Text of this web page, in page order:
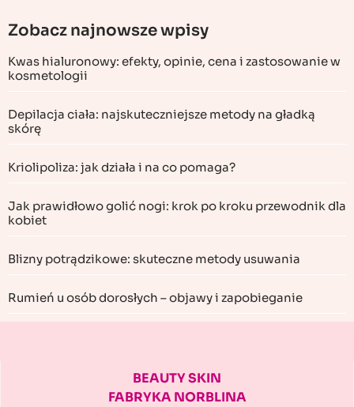
Zobacz najnowsze wpisy
Kwas hialuronowy: efekty, opinie, cena i zastosowanie w
kosmetologii
Depilacja ciała: najskuteczniejsze metody na gładką
skórę
Kriolipoliza: jak działa i na co pomaga?
Jak prawidłowo golić nogi: krok po kroku przewodnik dla
kobiet
Blizny potrądzikowe: skuteczne metody usuwania
Rumień u osób dorosłych – objawy i zapobieganie
BEAUTY SKIN
FABRYKA NORBLINA